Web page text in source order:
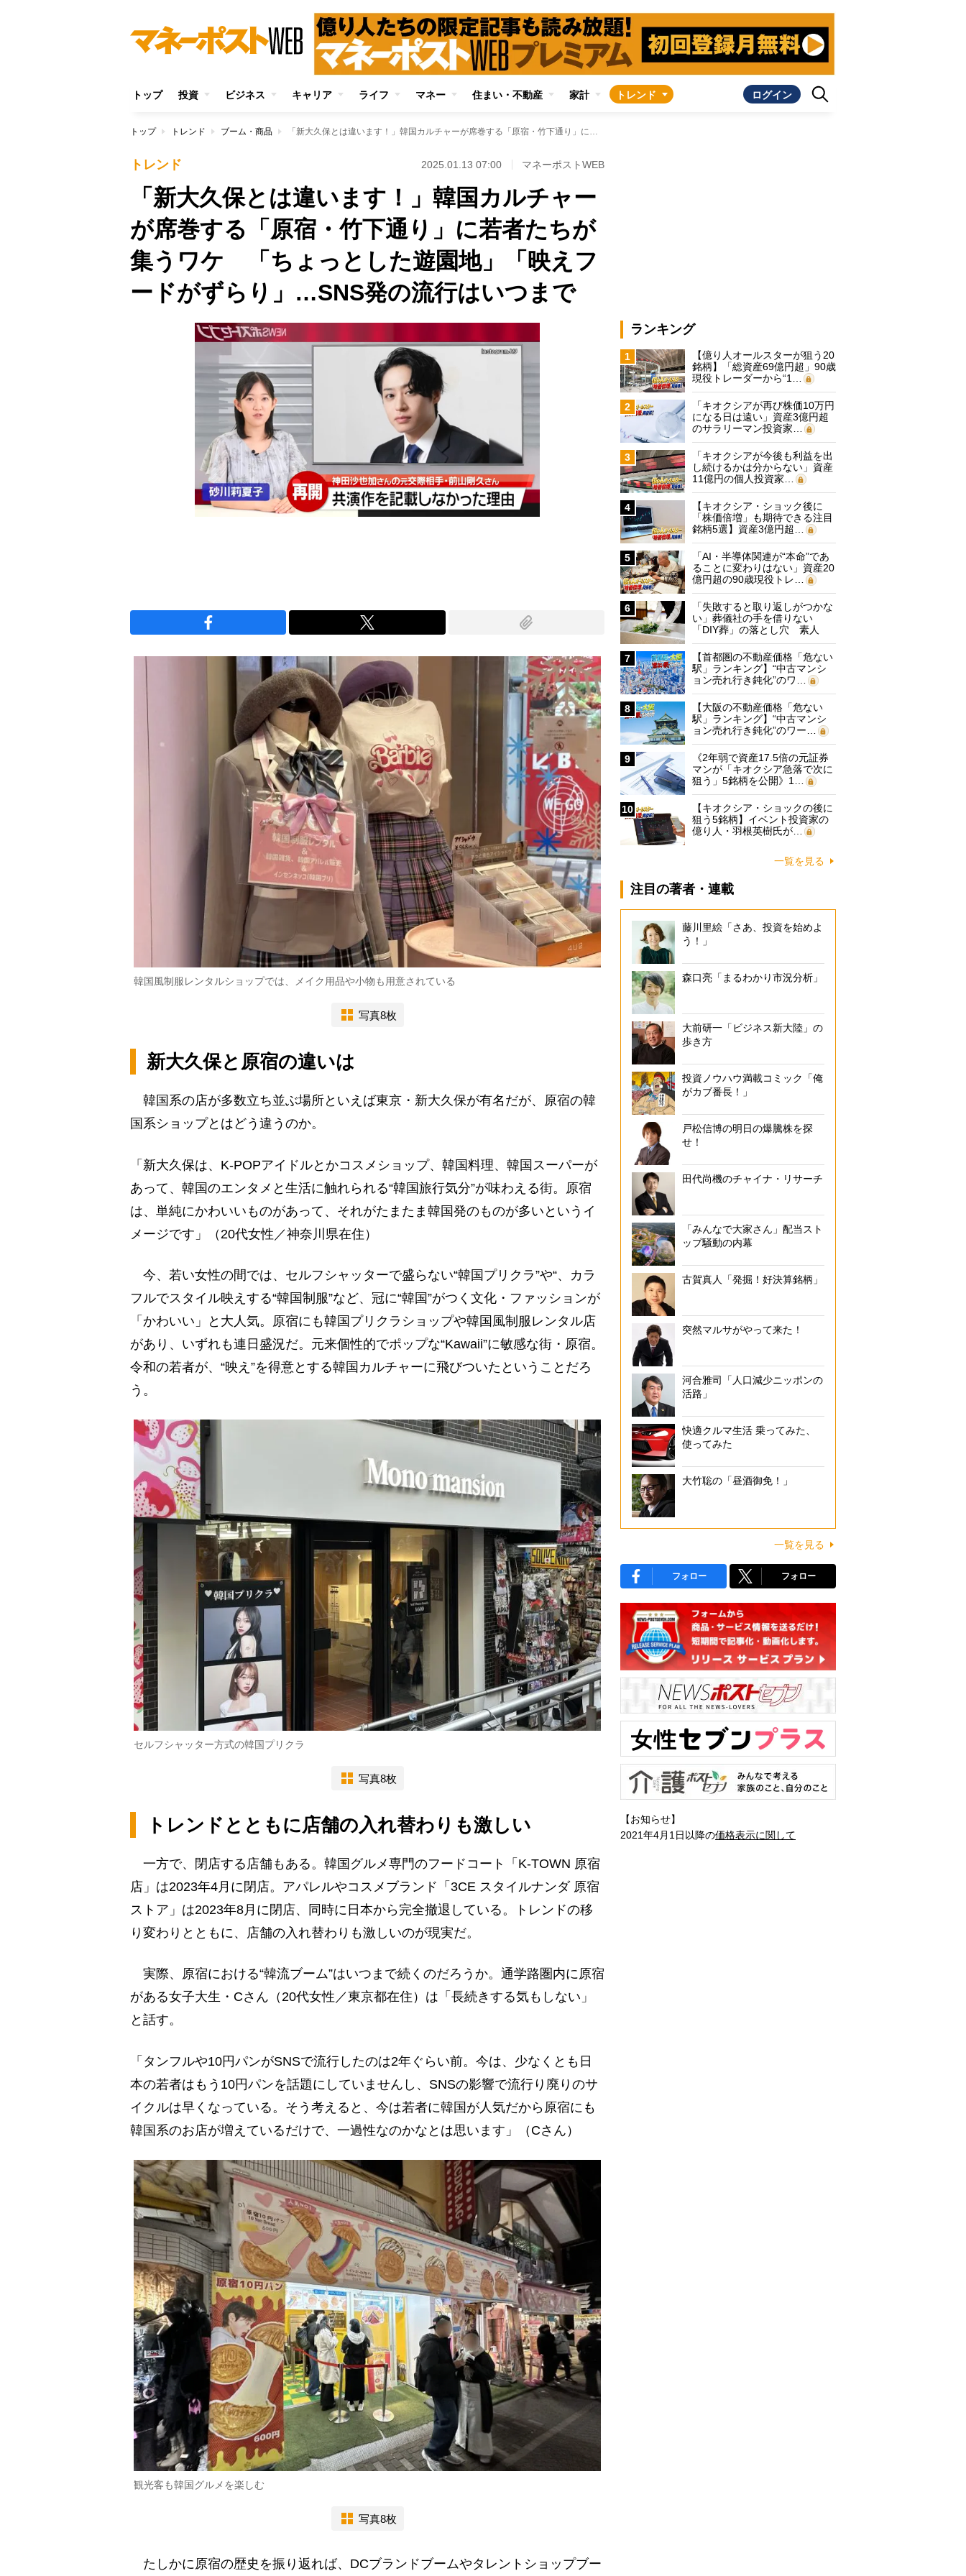
トップ 投資 ビジネス キャリア ライフ マネー 住まい・不動産 家計 トレンド ログイン
トップ トレンド ブーム・商品 「新大久保とは違います！」韓国カルチャーが席巻する「原宿・竹下通り」に若者たちが集うワケ 「ちょっとした遊園地」「映えフードがずらり」…SNS発の流行はいつまで
トレンド 2025.01.13 07:00 マネーポストWEB
「新大久保とは違います！」韓国カルチャー
が席巻する「原宿・竹下通り」に若者たちが
集うワケ 「ちょっとした遊園地」「映えフ
ードがずらり」…SNS発の流行はいつまで
韓国風制服レンタルショップでは、メイク用品や小物も用意されている
写真8枚
新大久保と原宿の違いは
韓国系の店が多数立ち並ぶ場所といえば東京・新大久保が有名だが、原宿の韓
国系ショップとはどう違うのか。
「新大久保は、K-POPアイドルとかコスメショップ、韓国料理、韓国スーパーが
あって、韓国のエンタメと生活に触れられる“韓国旅行気分”が味わえる街。原宿
は、単純にかわいいものがあって、それがたまたま韓国発のものが多いというイ
メージです」（20代女性／神奈川県在住）
今、若い女性の間では、セルフシャッターで盛らない“韓国プリクラ”や“、カラ
フルでスタイル映えする“韓国制服”など、冠に“韓国”がつく文化・ファッションが
「かわいい」と大人気。原宿にも韓国プリクラショップや韓国風制服レンタル店
があり、いずれも連日盛況だ。元来個性的でポップな“Kawaii”に敏感な街・原宿。
令和の若者が、“映え”を得意とする韓国カルチャーに飛びついたということだろ
う。
セルフシャッター方式の韓国プリクラ
写真8枚
トレンドとともに店舗の入れ替わりも激しい
一方で、閉店する店舗もある。韓国グルメ専門のフードコート「K-TOWN 原宿
店」は2023年4月に閉店。アパレルやコスメブランド「3CE スタイルナンダ 原宿
ストア」は2023年8月に閉店、同時に日本から完全撤退している。トレンドの移
り変わりとともに、店舗の入れ替わりも激しいのが現実だ。
実際、原宿における“韓流ブーム”はいつまで続くのだろうか。通学路圏内に原宿
がある女子大生・Cさん（20代女性／東京都在住）は「長続きする気もしない」
と話す。
「タンフルや10円パンがSNSで流行したのは2年ぐらい前。今は、少なくとも日
本の若者はもう10円パンを話題にしていませんし、SNSの影響で流行り廃りのサ
イクルは早くなっている。そう考えると、今は若者に韓国が人気だから原宿にも
韓国系のお店が増えているだけで、一過性なのかなとは思います」（Cさん）
観光客も韓国グルメを楽しむ
写真8枚
たしかに原宿の歴史を振り返れば、DCブランドブームやタレントショップブー
ランキング
1
【億り人オールスターが狙う20
銘柄】「総資産69億円超」90歳
現役トレーダーから“1…
2
「キオクシアが再び株価10万円
になる日は遠い」資産3億円超
のサラリーマン投資家…
3
「キオクシアが今後も利益を出
し続けるかは分からない」資産
11億円の個人投資家…
4
【キオクシア・ショック後に
「株価倍増」も期待できる注目
銘柄5選】資産3億円超…
5
「AI・半導体関連が“本命”であ
ることに変わりはない」資産20
億円超の90歳現役トレ…
6
「失敗すると取り返しがつかな
い」葬儀社の手を借りない
「DIY葬」の落とし穴 素人
に…
7
【首都圏の不動産価格「危ない
駅」ランキング】“中古マンシ
ョン売れ行き鈍化”のワ…
8
【大阪の不動産価格「危ない
駅」ランキング】“中古マンシ
ョン売れ行き鈍化”のワー…
9
《2年弱で資産17.5倍の元証券
マンが「キオクシア急落で次に
狙う」5銘柄を公開》1…
10
【キオクシア・ショックの後に
狙う5銘柄】イベント投資家の
億り人・羽根英樹氏が…
一覧を見る
注目の著者・連載
藤川里絵「さあ、投資を始めよ
う！」
森口亮「まるわかり市況分析」
大前研一「ビジネス新大陸」の
歩き方
投資ノウハウ満載コミック「俺
がカブ番長！」
戸松信博の明日の爆騰株を探
せ！
田代尚機のチャイナ・リサーチ
「みんなで大家さん」配当スト
ップ騒動の内幕
古賀真人「発掘！好決算銘柄」
突然マルサがやって来た！
河合雅司「人口減少ニッポンの
活路」
快適クルマ生活 乗ってみた、
使ってみた
大竹聡の「昼酒御免！」
一覧を見る
フォロー フォロー
【お知らせ】
2021年4月1日以降の価格表示に関して